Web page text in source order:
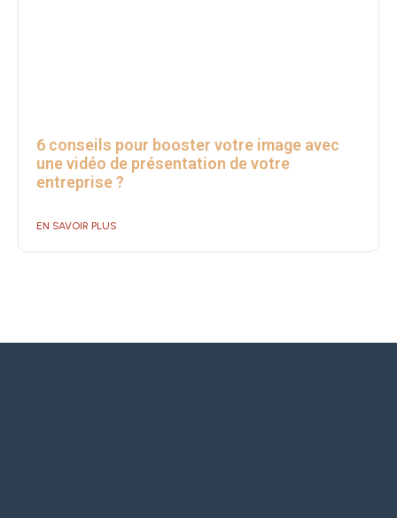
6 conseils pour booster votre image avec
une vidéo de présentation de votre
entreprise ?
EN SAVOIR PLUS